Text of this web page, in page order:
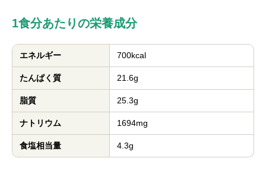
1食分あたりの栄養成分
エネルギー 700kcal
たんぱく質 21.6g
脂質 25.3g
ナトリウム 1694mg
食塩相当量 4.3g